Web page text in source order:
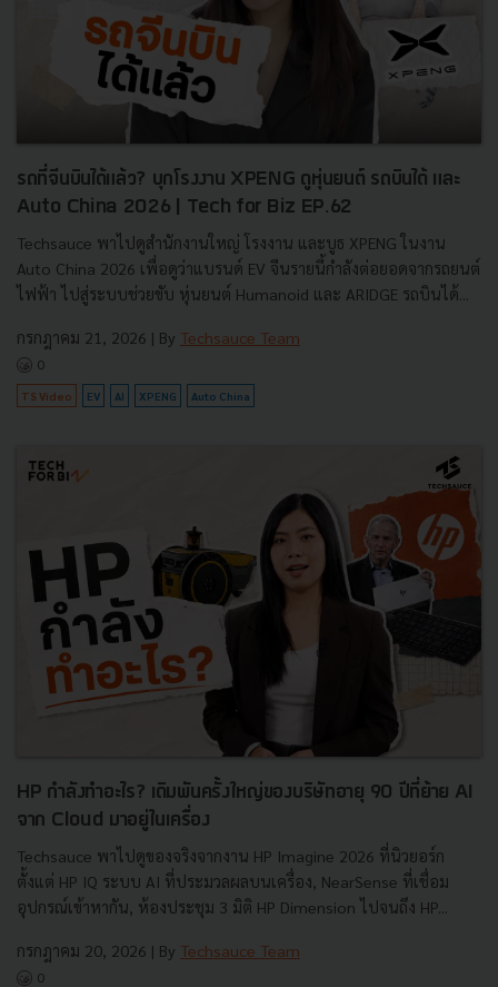
รถที่จีนบินได้แล้ว? บุกโรงงาน XPENG ดูหุ่นยนต์ รถบินได้ และ
Auto China 2026 | Tech for Biz EP.62
Techsauce พาไปดูสำนักงานใหญ่ โรงงาน และบูธ XPENG ในงาน
Auto China 2026 เพื่อดูว่าแบรนด์ EV จีนรายนี้กำลังต่อยอดจากรถยนต์
ไฟฟ้า ไปสู่ระบบช่วยขับ หุ่นยนต์ Humanoid และ ARIDGE รถบินได้...
กรกฎาคม 21, 2026 | By Techsauce Team
0
TS Video EV AI XPENG Auto China
HP กำลังทำอะไร? เดิมพันครั้งใหญ่ของบริษัทอายุ 90 ปีที่ย้าย AI
จาก Cloud มาอยู่ในเครื่อง
Techsauce พาไปดูของจริงจากงาน HP Imagine 2026 ที่นิวยอร์ก
ตั้งแต่ HP IQ ระบบ AI ที่ประมวลผลบนเครื่อง, NearSense ที่เชื่อม
อุปกรณ์เข้าหากัน, ห้องประชุม 3 มิติ HP Dimension ไปจนถึง HP...
กรกฎาคม 20, 2026 | By Techsauce Team
0